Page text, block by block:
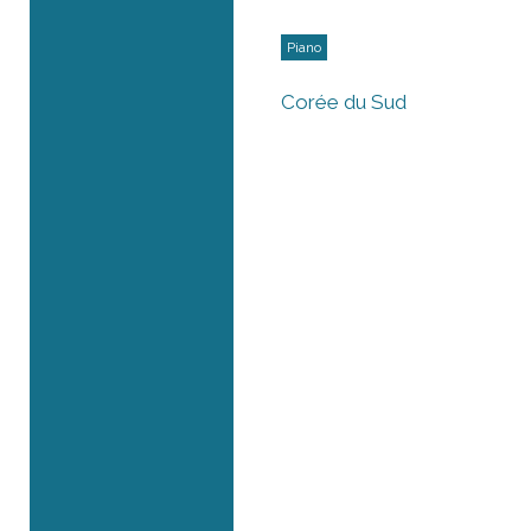
Piano
Corée du Sud